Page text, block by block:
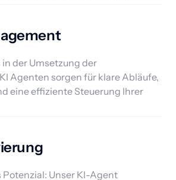
in der Umsetzung der
Agenten sorgen für klare Abläufe,
eine effiziente Steuerung Ihrer
Potenzial: Unser KI-Agent